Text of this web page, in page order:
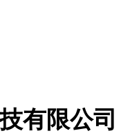
有限公司